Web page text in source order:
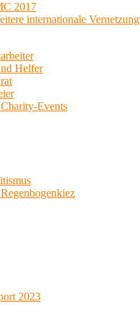
2017
internationale Vernetzung
Helfer
Events
2023